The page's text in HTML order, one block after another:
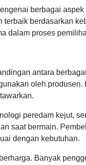
berbagai
berdasarkan
dalam proses
antara
oleh
peredam kejut,
saat bermain.
dengan kebutuhan.
Banyak